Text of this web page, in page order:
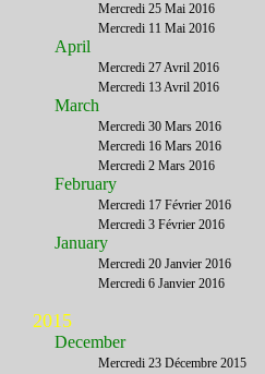
Mercredi 25 Mai 2016
Mercredi 11 Mai 2016
April
Mercredi 27 Avril 2016
Mercredi 13 Avril 2016
March
Mercredi 30 Mars 2016
Mercredi 16 Mars 2016
Mercredi 2 Mars 2016
February
Mercredi 17 Février 2016
Mercredi 3 Février 2016
January
Mercredi 20 Janvier 2016
Mercredi 6 Janvier 2016
2015
December
Mercredi 23 Décembre 2015